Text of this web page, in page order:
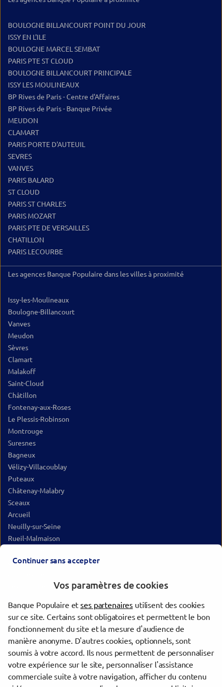
BOULOGNE BILLANCOURT POINT DU JOUR
ISSY EN L'ILE
BOULOGNE MARCEL SEMBAT
PARIS PTE ST CLOUD
BOULOGNE BILLANCOURT PRINCIPALE
ISSY LES MOULINEAUX
BP Rives de Paris - Centre d'Affaires
BP Rives de Paris - Banque Privée
MEUDON
CLAMART
PARIS PORTE D'AUTEUIL
SEVRES
VANVES
PARIS BALARD
ST CLOUD
PARIS ST CHARLES
PARIS MOZART
PARIS PTE DE VERSAILLES
CHATILLON
PARIS LECOURBE
Les agences Banque Populaire dans les villes à proximité
Issy-les-Moulineaux
Boulogne-Billancourt
Vanves
Meudon
Sèvres
Clamart
Malakoff
Saint-Cloud
Châtillon
Fontenay-aux-Roses
Le Plessis-Robinson
Montrouge
Suresnes
Bagneux
Vélizy-Villacoublay
Puteaux
Châtenay-Malabry
Sceaux
Arcueil
Neuilly-sur-Seine
Rueil-Malmaison
Cachan
Levallois-Perret
Le Kremlin-Bicêtre
Nanterre
La Celle-Saint-Cloud
L'Haÿ-les-Roses
Trouver une agence Banque Populaire
Continuer sans accepter
Vos paramètres de cookies
Banque Populaire etses partenaires utilisent des cookies
sur ce site. Certains sont obligatoires et permettent le bon
fonctionnement du site et la mesure d'audience de
manière anonyme. D'autres cookies, optionnels, sont
soumis à votre accord. Ils nous permettent de personnaliser
votre expérience sur le site, personnaliser l'assistance
commerciale suite à votre navigation, afficher du contenu